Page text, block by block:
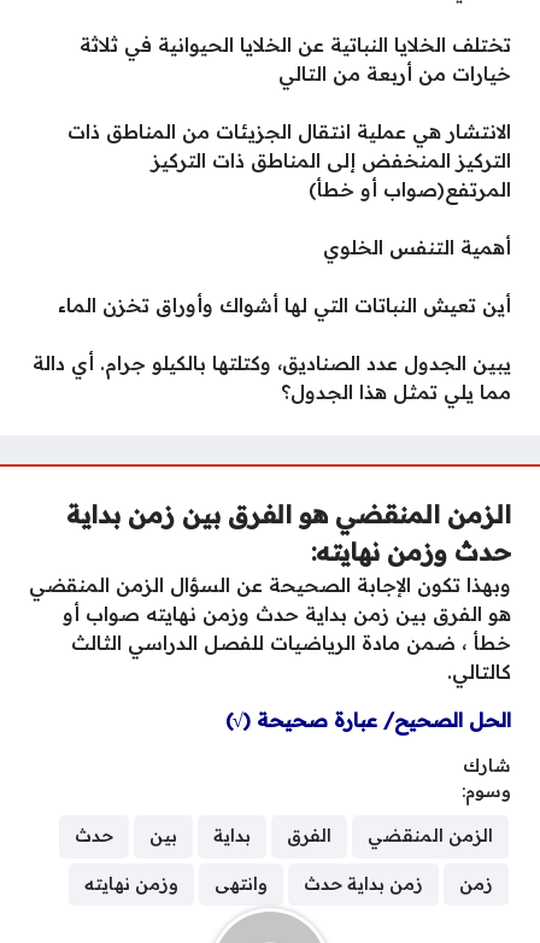
تختلف الخلايا النباتية عن الخلايا الحيوانية في ثلاثة
خيارات من أربعة من التالي
الانتشار هي عملية انتقال الجزيئات من المناطق ذات
التركيز المنخفض إلى المناطق ذات التركيز
المرتفع(صواب أو خطأ)
أهمية التنفس الخلوي
أين تعيش النباتات التي لها أشواك وأوراق تخزن الماء
يبين الجدول عدد الصناديق، وكتلتها بالكيلو جرام. أي دالة
مما يلي تمثل هذا الجدول؟
الزمن المنقضي هو الفرق بين زمن بداية
حدث وزمن نهايته:
وبهذا تكون الإجابة الصحيحة عن السؤال الزمن المنقضي
هو الفرق بين زمن بداية حدث وزمن نهايته صواب أو
خطأ ، ضمن مادة الرياضيات للفصل الدراسي الثالث
كالتالي.
الحل الصحيح/ عبارة صحيحة (√)
شارك
وسوم:
الزمن المنقضي الفرق بداية بين حدث
زمن زمن بداية حدث وانتهى وزمن نهايته